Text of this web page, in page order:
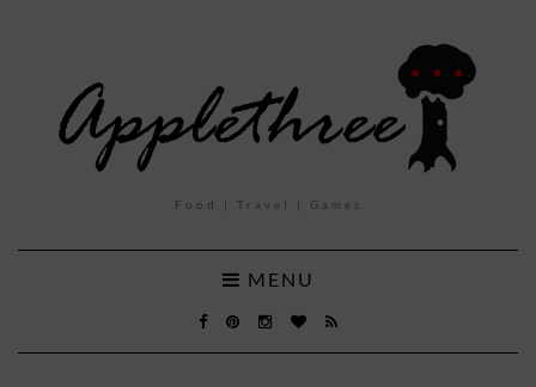
Food | Travel | Games
MENU